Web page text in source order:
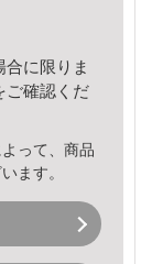
に限りま
ご確認くだ
って、商品
ます。